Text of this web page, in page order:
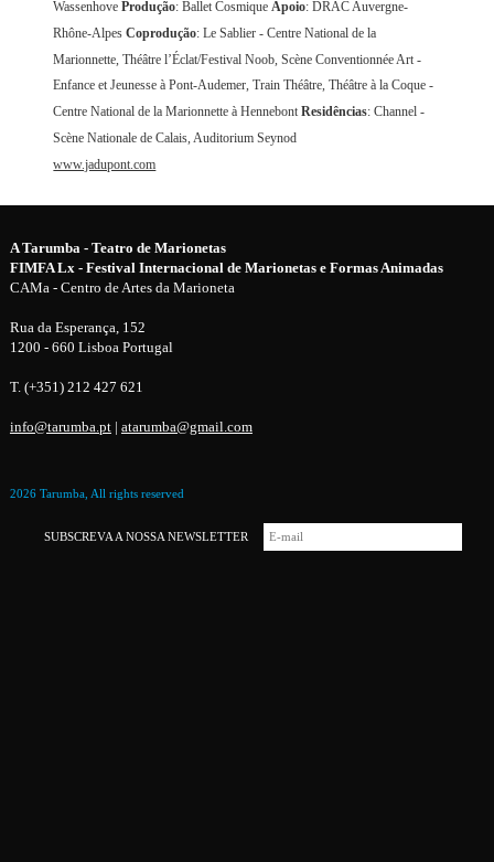
WassenhoveProdução: Ballet Cosmique Apoio: DRAC Auvergne-
Rhône-AlpesCoprodução: Le Sablier - Centre National de la
Marionnette, Théâtre l’Éclat/Festival Noob, Scène Conventionnée Art -
Enfance et Jeunesse à Pont-Audemer, Train Théâtre, Théâtre à la Coque -
Centre National de la Marionnette à HennebontResidências: Channel -
Scène Nationale de Calais, Auditorium Seynod
www.jadupont.com
A Tarumba - Teatro de Marionetas
FIMFA Lx - Festival Internacional de Marionetas e Formas Animadas
CAMa - Centro de Artes da Marioneta
Rua da Esperança, 152
1200 - 660 Lisboa Portugal
T. (+351) 212 427 621
info@tarumba.pt| atarumba@gmail.com
2026 Tarumba, All rights reserved
SUBSCREVA A NOSSA NEWSLETTER